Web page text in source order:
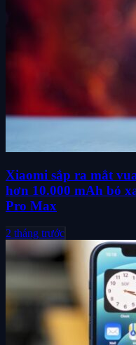
Xiaomi sắp ra mắt
hơn 10.000 mAh bỏ
Pro Max
2 tháng trước